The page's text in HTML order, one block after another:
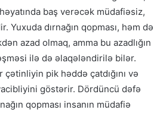
baş verəcək müdafiəsiz,
Yuxuda dırnağın qopması, həm də
azad olmaq, amma bu azadlığın
ilə də əlaqələndirilə bilər.
pik həddə çatdığını və
göstərir. Dördüncü dəfə
qopması insanın müdafiə